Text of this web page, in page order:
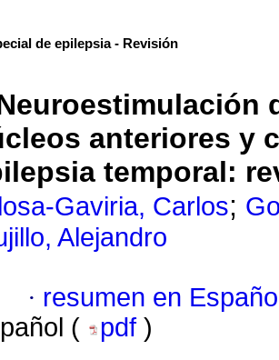
de epilepsia - Revisión
anteriores y
temporal:
Gaviria, Carlos;
Alejandro
· resumen en
(
pdf )